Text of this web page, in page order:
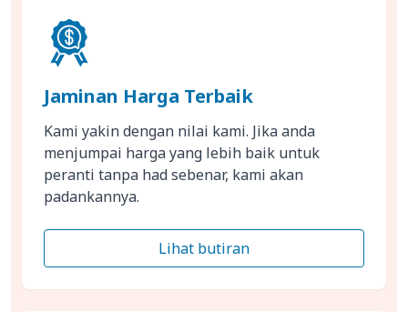
Jaminan Harga Terbaik
Kami yakin dengan nilai kami. Jika anda
menjumpai harga yang lebih baik untuk
peranti tanpa had sebenar, kami akan
padankannya.
Lihat butiran